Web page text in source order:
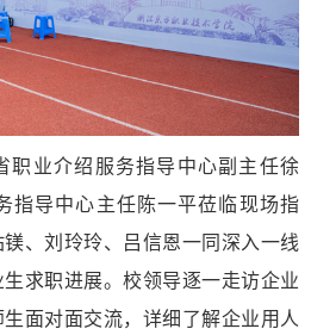
职业介绍服务指导中心副主任徐
指导中心主任陈一平莅临现场指
、刘玲玲、吕信恩一同深入一线
求职进展。校领导逐一走访企业
面对面交流，详细了解企业用人